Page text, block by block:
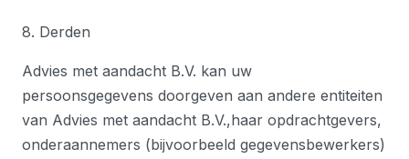
8. Derden
Advies met aandacht B.V. kan uw
persoonsgegevens doorgeven aan andere entiteiten
van Advies met aandacht B.V.,haar opdrachtgevers,
onderaannemers (bijvoorbeeld gegevensbewerkers)